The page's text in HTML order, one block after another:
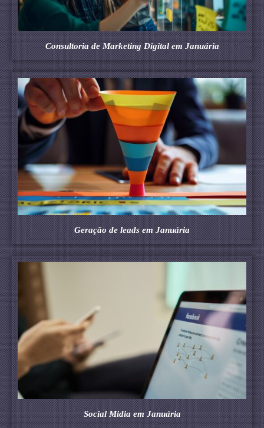
Consultoria de Marketing Digital em Januária
Geração de leads em Januária
Social Midia em Januária